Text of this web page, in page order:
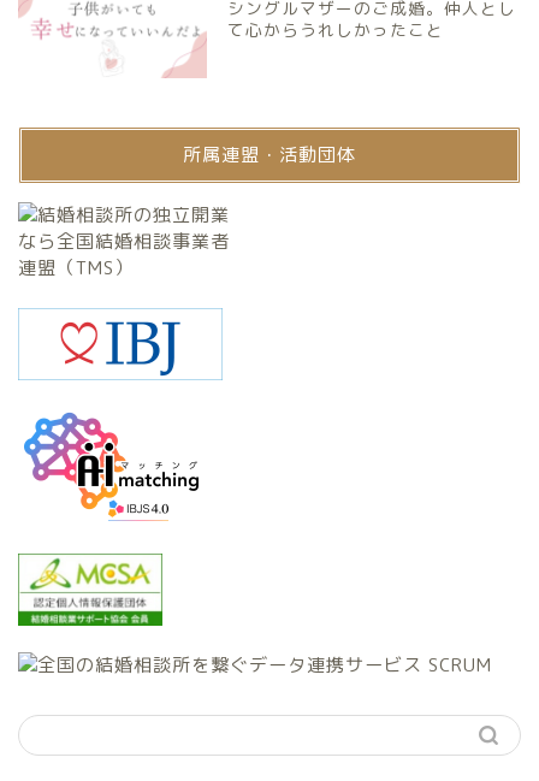
シングルマザーのご成婚。仲人とし
て心からうれしかったこと
所属連盟・活動団体